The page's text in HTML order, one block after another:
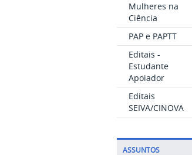
Mulheres na
Ciência
PAP e PAPTT
Editais -
Estudante
Apoiador
Editais
SEIVA/CINOVA
ASSUNTOS